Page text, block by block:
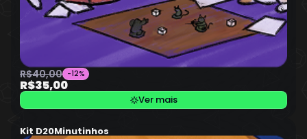
R$40,00 -12%
R$35,00
Ver mais
Kit D20Minutinhos